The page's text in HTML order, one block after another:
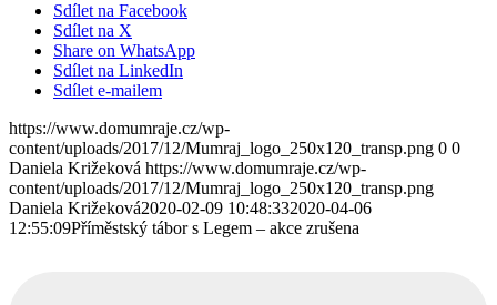
Sdílet na Facebook
Sdílet na X
Share on WhatsApp
Sdílet na LinkedIn
Sdílet e-mailem
https://www.domumraje.cz/wp-
content/uploads/2017/12/Mumraj_logo_250x120_transp.png 0 0
Daniela Križeková https://www.domumraje.cz/wp-
content/uploads/2017/12/Mumraj_logo_250x120_transp.png
Daniela Križeková2020-02-09 10:48:332020-04-06
12:55:09Příměstský tábor s Legem – akce zrušena